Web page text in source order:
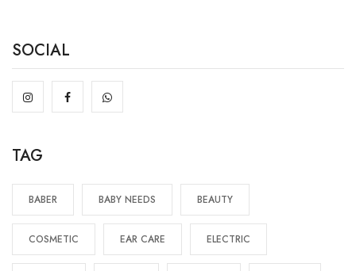
SOCIAL
TAG
BABER BABY NEEDS BEAUTY
COSMETIC EAR CARE ELECTRIC